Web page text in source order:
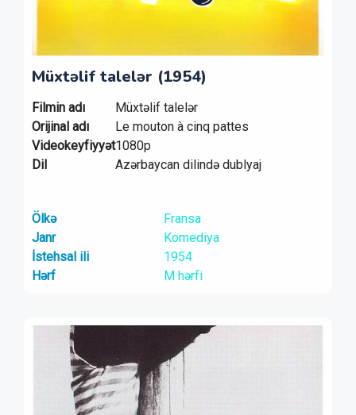
Müxtəlif talelər (1954)
Filmin adı
Müxtəlif talelər
Orijinal adı
Le mouton à cinq pattes
Videokeyfiyyət1080p
Dil
Azərbaycan dilində dublyaj
Ölkə
Fransa
Janr
Komediya
İstehsal ili
1954
Hərf
M hərfi